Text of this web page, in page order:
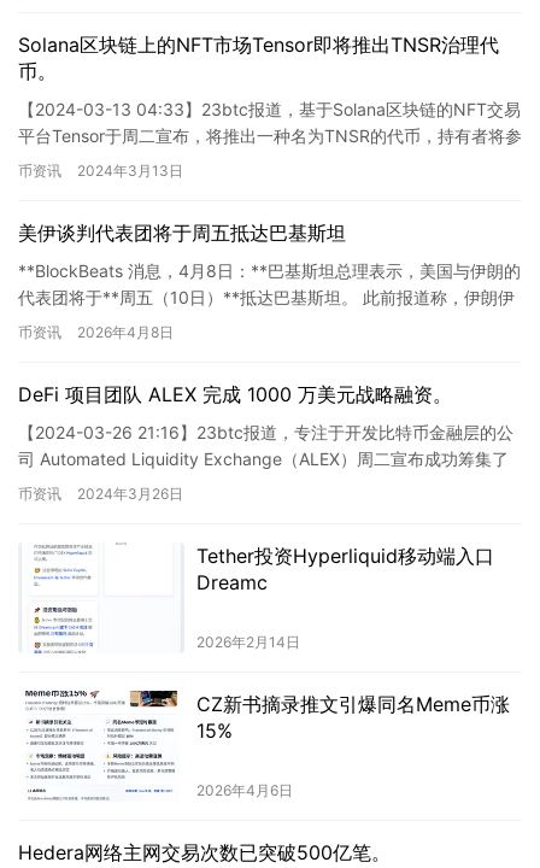
Solana区块链上的NFT市场Tensor即将推出TNSR治理代
币。
【2024-03-13 04:33】23btc报道，基于Solana区块链的NFT交易
平台Tensor于周二宣布，将推出一种名为TNSR的代币，持有者将参
与协议治理。据Tensor…
币资讯 2024年3月13日
美伊谈判代表团将于周五抵达巴基斯坦
**BlockBeats 消息，4月8日：**巴基斯坦总理表示，美国与伊朗的
代表团将于**周五（10日）**抵达巴基斯坦。 此前报道称，伊朗伊
斯兰议会议长**卡利巴夫**将率领伊朗…
币资讯 2026年4月8日
DeFi 项目团队 ALEX 完成 1000 万美元战略融资。
【2024-03-26 21:16】23btc报道，专注于开发比特币金融层的公
司 Automated Liquidity Exchange（ALEX）周二宣布成功筹集了
1,000万…
币资讯 2024年3月26日
Tether投资Hyperliquid移动端入口
Dreamc
2026年2月14日
CZ新书摘录推文引爆同名Meme币涨
15%
2026年4月6日
Hedera网络主网交易次数已突破500亿笔。